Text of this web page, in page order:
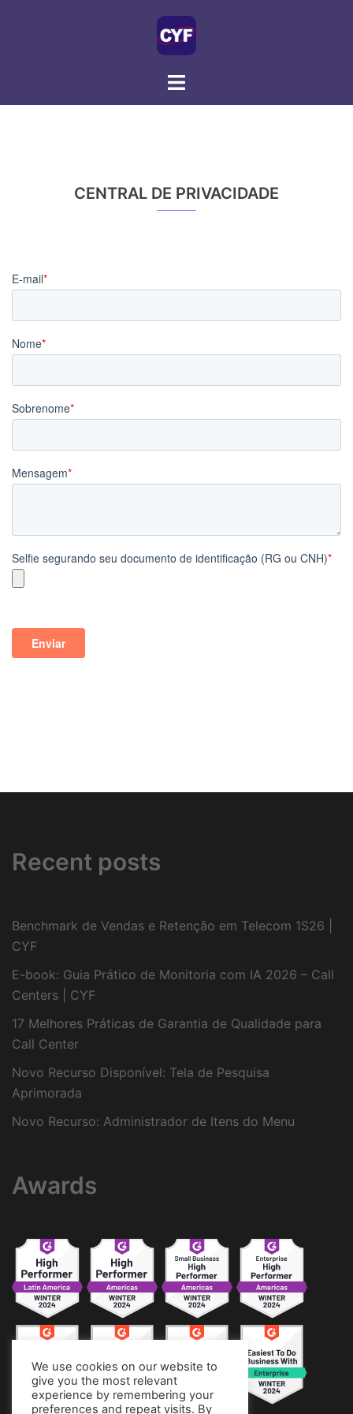
CENTRAL DE PRIVACIDADE
Recent posts
Benchmark de Vendas e Retenção em Telecom 1S26 |
CYF
E-book: Guia Prático de Monitoria com IA 2026 – Call
Centers | CYF
17 Melhores Práticas de Garantia de Qualidade para
Call Center
Novo Recurso Disponível: Tela de Pesquisa
Aprimorada
Novo Recurso: Administrador de Itens do Menu
Awards
We use cookies on our website to
give you the most relevant
experience by remembering your
preferences and repeat visits. By